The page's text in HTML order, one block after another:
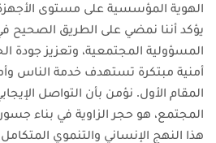
الهوية المؤسسية على مستوى
يؤكد أننا نمضي على الطريق الصحيح
المسؤولية المجتمعية، وتعزيز جودة
أمنية مبتكرة تستهدف خدمة الناس
المقام الأول. نؤمن بأن التواصل
المجتمع، هو حجر الزاوية في بناء جسور
هذا النهج الإنساني والتنموي